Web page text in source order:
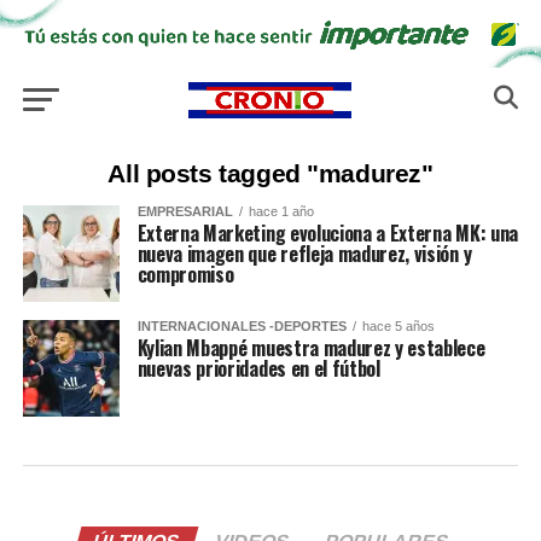
All posts tagged "madurez"
EMPRESARIAL hace 1 año
Externa Marketing evoluciona a Externa MK: una
nueva imagen que refleja madurez, visión y
compromiso
INTERNACIONALES -DEPORTES hace 5 años
Kylian Mbappé muestra madurez y establece
nuevas prioridades en el fútbol